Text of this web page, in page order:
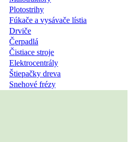
Plotostrihy
Fúkače a vysávače lístia
Drviče
Čerpadlá
Čistiace stroje
Elektrocentrály
Štiepačky dreva
Snehové frézy